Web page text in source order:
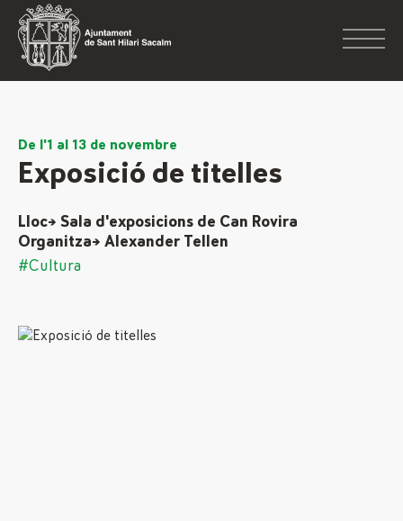
De l'1 al 13 de novembre
Exposició de titelles
Lloc→ Sala d'exposicions de Can Rovira
Organitza→ Alexander Tellen
#Cultura